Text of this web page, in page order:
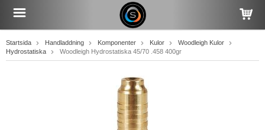
Startsida Handladdning Komponenter Kulor
Woodleigh Kulor
Hydrostatiska
Woodleigh Hydrostatiska 45/70 .458 400gr